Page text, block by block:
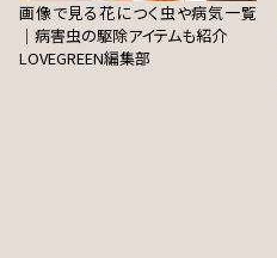
画像で見る花につく虫や病気一覧
｜病害虫の駆除アイテムも紹介
LOVEGREEN編集部